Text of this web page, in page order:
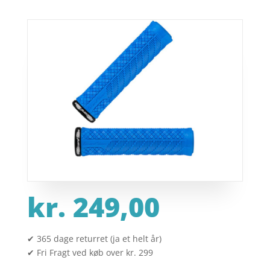
kr. 249,00
✔ 365 dage returret (ja et helt år)
✔ Fri Fragt ved køb over kr. 299